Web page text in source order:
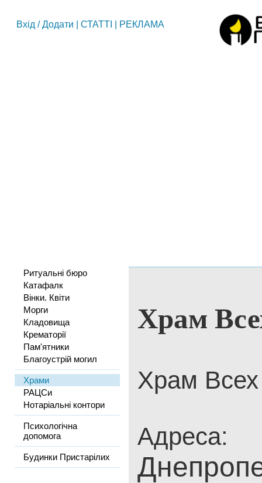
Вхід /Додати СТАТТІ РЕКЛАМА
Ритуальні бюро
Катафалк
Вінки. Квіти
Морги
Кладовища
Крематорії
Пам'ятники
Благоустрій могил
Храми
РАЦСи
Нотаріальні контори
Психологічна
допомога
Будинки Пристарілих
Храм
Храм
Адреса: